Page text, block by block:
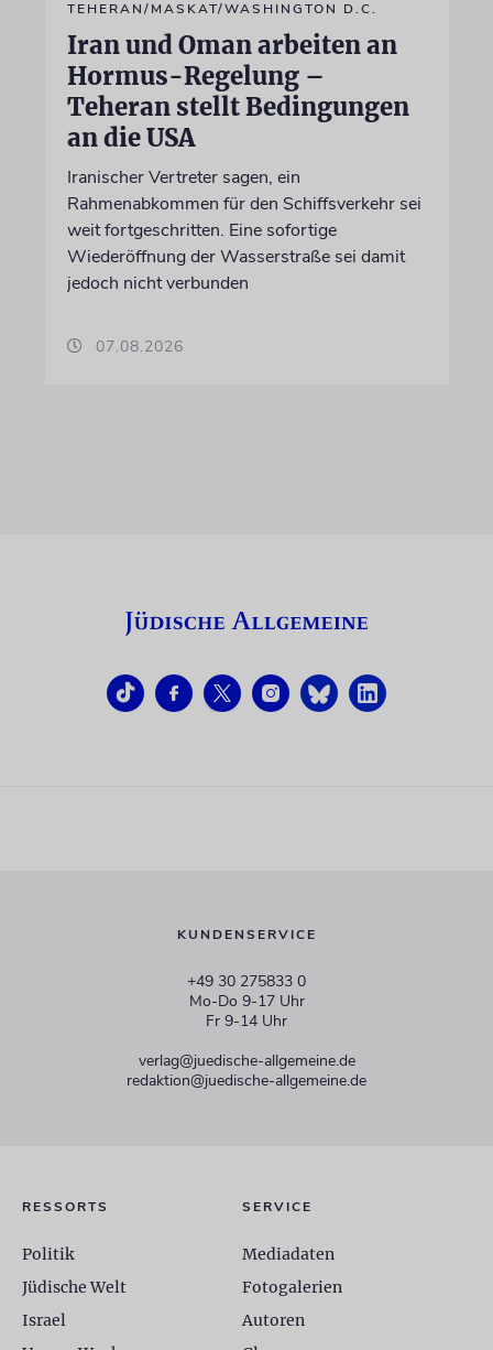
TEHERAN/MASKAT/WASHINGTON D.C.
Iran und Oman arbeiten an
Hormus-Regelung –
Teheran stellt Bedingungen
an die USA
Iranischer Vertreter sagen, ein
Rahmenabkommen für den Schiffsverkehr sei
weit fortgeschritten. Eine sofortige
Wiederöffnung der Wasserstraße sei damit
jedoch nicht verbunden
07.08.2026
KUNDENSERVICE
+49 30 275833 0
Mo-Do 9-17 Uhr
Fr 9-14 Uhr
verlag@juedische-allgemeine.de
redaktion@juedische-allgemeine.de
RESSORTS
Politik
Jüdische Welt
Israel
SERVICE
Mediadaten
Fotogalerien
Autoren